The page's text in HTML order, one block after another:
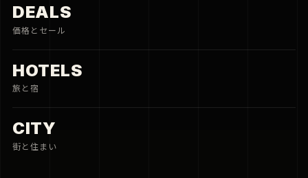
DEALS
価格とセール
HOTELS
旅と宿
CITY
街と住まい